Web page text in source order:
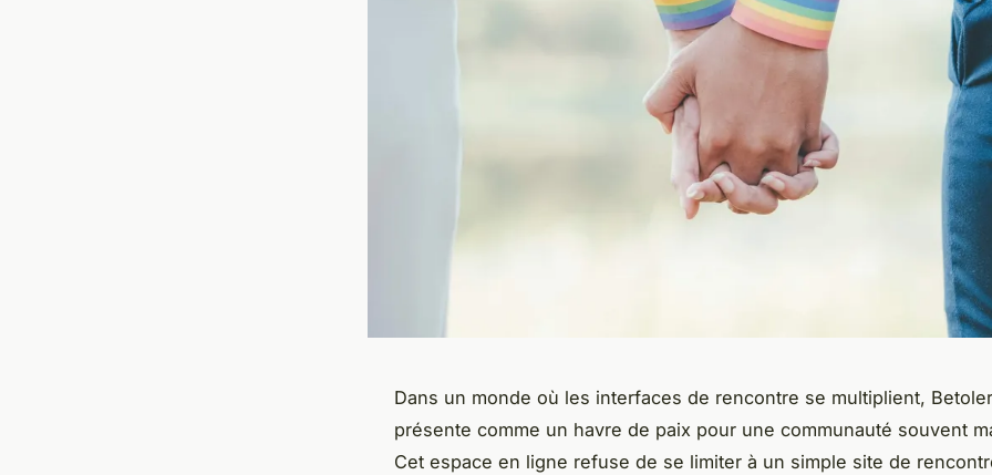
Dans un monde où les interfaces de rencontre se multiplient,
présente comme un havre de paix pour une communauté souvent
Cet espace en ligne refuse de se limiter à un simple site de